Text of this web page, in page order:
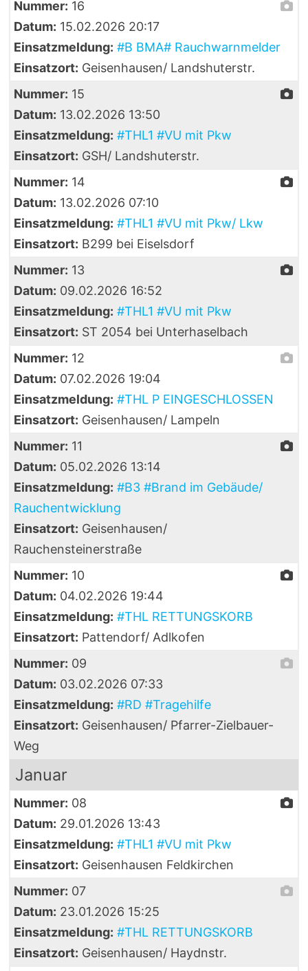
Nummer: 16
Datum: 15.02.2026 20:17
Einsatzmeldung: #B BMA# Rauchwarnmelder
Einsatzort: Geisenhausen/ Landshuterstr.
Nummer: 15
Datum: 13.02.2026 13:50
Einsatzmeldung: #THL1 #VU mit Pkw
Einsatzort: GSH/ Landshuterstr.
Nummer: 14
Datum: 13.02.2026 07:10
Einsatzmeldung: #THL1 #VU mit Pkw/ Lkw
Einsatzort: B299 bei Eiselsdorf
Nummer: 13
Datum: 09.02.2026 16:52
Einsatzmeldung: #THL1 #VU mit Pkw
Einsatzort: ST 2054 bei Unterhaselbach
Nummer: 12
Datum: 07.02.2026 19:04
Einsatzmeldung: #THL P EINGESCHLOSSEN
Einsatzort: Geisenhausen/ Lampeln
Nummer: 11
Datum: 05.02.2026 13:14
Einsatzmeldung: #B3 #Brand im Gebäude/
Rauchentwicklung
Einsatzort: Geisenhausen/
Rauchensteinerstraße
Nummer: 10
Datum: 04.02.2026 19:44
Einsatzmeldung: #THL RETTUNGSKORB
Einsatzort: Pattendorf/ Adlkofen
Nummer: 09
Datum: 03.02.2026 07:33
Einsatzmeldung: #RD #Tragehilfe
Einsatzort: Geisenhausen/ Pfarrer-Zielbauer-
Weg
Januar
Nummer: 08
Datum: 29.01.2026 13:43
Einsatzmeldung: #THL1 #VU mit Pkw
Einsatzort: Geisenhausen Feldkirchen
Nummer: 07
Datum: 23.01.2026 15:25
Einsatzmeldung: #THL RETTUNGSKORB
Einsatzort: Geisenhausen/ Haydnstr.